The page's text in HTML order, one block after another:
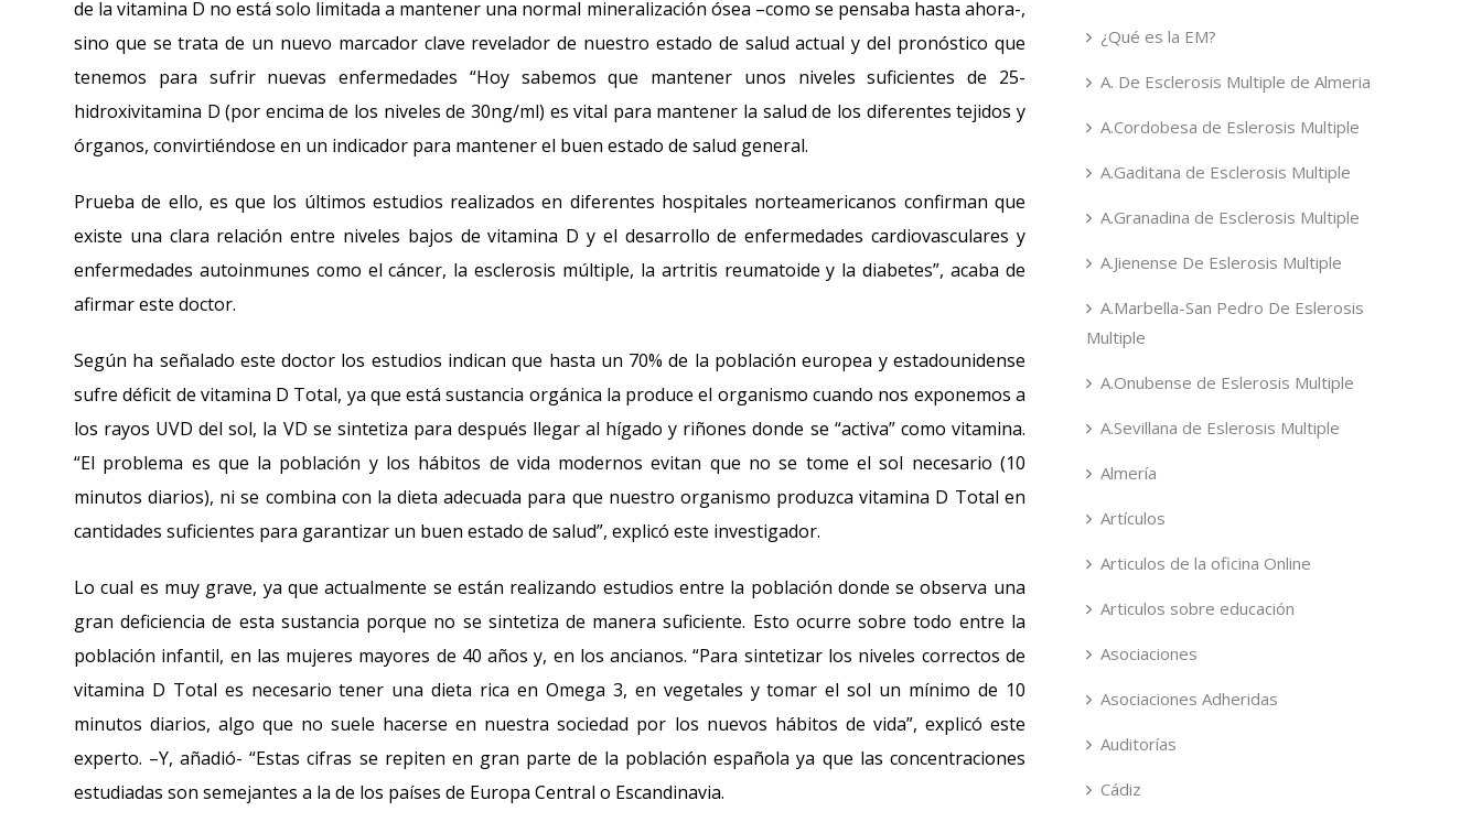
de la vitamina D no está solo limitada a mantener una normal mineralización ósea –como se pensaba hasta ahora-,
sino que se trata de un nuevo marcador clave revelador de nuestro estado de salud actual y del pronóstico que
tenemos para sufrir nuevas enfermedades “Hoy sabemos que mantener unos niveles suficientes de 25-
hidroxivitamina D (por encima de los niveles de 30ng/ml) es vital para mantener la salud de los diferentes tejidos y
órganos, convirtiéndose en un indicador para mantener el buen estado de salud general.
Prueba de ello, es que los últimos estudios realizados en diferentes hospitales norteamericanos confirman que
existe una clara relación entre niveles bajos de vitamina D y el desarrollo de enfermedades cardiovasculares y
enfermedades autoinmunes como el cáncer, la esclerosis múltiple, la artritis reumatoide y la diabetes”, acaba de
afirmar este doctor.
Según ha señalado este doctor los estudios indican que hasta un 70% de la población europea y estadounidense
sufre déficit de vitamina D Total, ya que está sustancia orgánica la produce el organismo cuando nos exponemos a
los rayos UVD del sol, la VD se sintetiza para después llegar al hígado y riñones donde se “activa” como vitamina.
“El problema es que la población y los hábitos de vida modernos evitan que no se tome el sol necesario (10
minutos diarios), ni se combina con la dieta adecuada para que nuestro organismo produzca vitamina D Total en
cantidades suficientes para garantizar un buen estado de salud”, explicó este investigador.
Lo cual es muy grave, ya que actualmente se están realizando estudios entre la población donde se observa una
gran deficiencia de esta sustancia porque no se sintetiza de manera suficiente. Esto ocurre sobre todo entre la
población infantil, en las mujeres mayores de 40 años y, en los ancianos. “Para sintetizar los niveles correctos de
vitamina D Total es necesario tener una dieta rica en Omega 3, en vegetales y tomar el sol un mínimo de 10
minutos diarios, algo que no suele hacerse en nuestra sociedad por los nuevos hábitos de vida”, explicó este
experto. –Y, añadió- “Estas cifras se repiten en gran parte de la población española ya que las concentraciones
estudiadas son semejantes a la de los países de Europa Central o Escandinavia.
¿Qué es la EM?
A. De Esclerosis Multiple de Almeria
A.Cordobesa de Eslerosis Multiple
A.Gaditana de Esclerosis Multiple
A.Granadina de Esclerosis Multiple
A.Jienense De Eslerosis Multiple
A.Marbella-San Pedro De Eslerosis
Multiple
A.Onubense de Eslerosis Multiple
A.Sevillana de Eslerosis Multiple
Almería
Artículos
Articulos de la oficina Online
Articulos sobre educación
Asociaciones
Asociaciones Adheridas
Auditorías
Cádiz